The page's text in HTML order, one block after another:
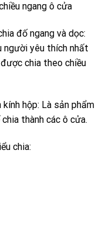
ngang ô cửa
đố ngang và dọc:
người yêu thích nhất
chia theo chiều
hộp: Là sản phẩm
thành các ô cửa.
chia: